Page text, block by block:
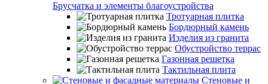
Брусчатка и элементы благоустройства
Тротуарная плитка
Бордюрный камень
Изделия из гранита
Обустройство террас
Газонная решетка
Тактильная плита
Стеновые и